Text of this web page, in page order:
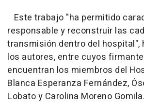
Este trabajo "ha permitido
responsable y reconstruir las
transmisión dentro del hospital",
los autores, entre cuyos
encuentran los miembros del
Blanca Esperanza Fernández,
Lobato y Carolina Moreno Gomila.